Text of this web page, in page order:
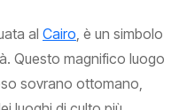
al Cairo, è un simbolo
Questo magnifico luogo
sovrano ottomano,